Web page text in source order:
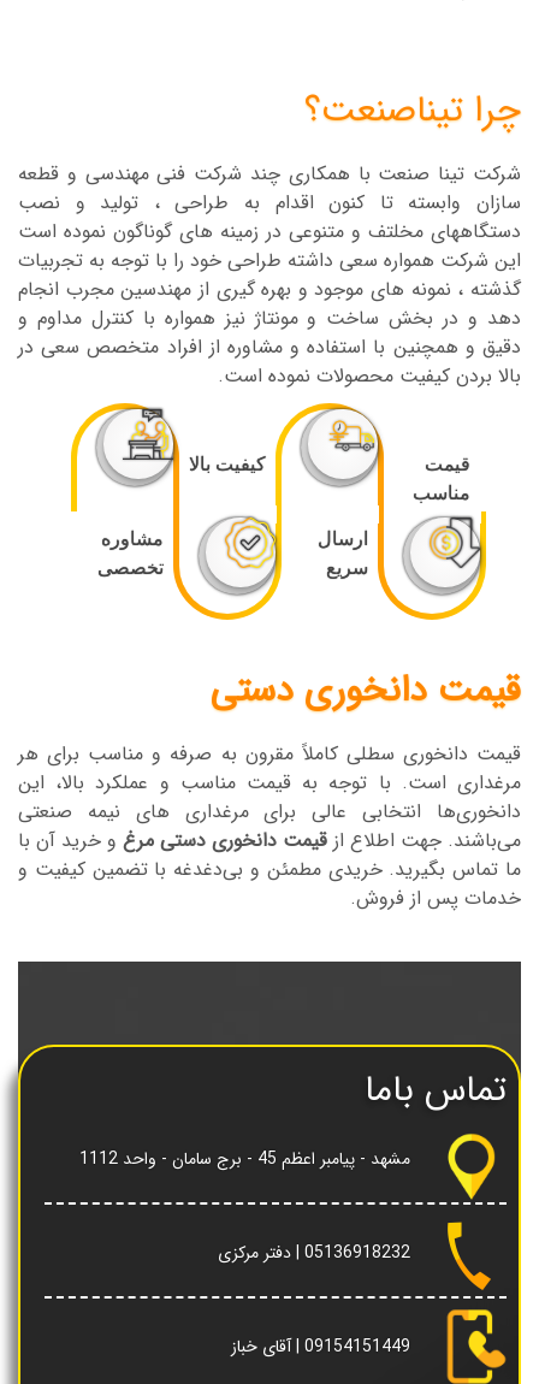
چرا تیناصنعت؟
شرکت تینا صنعت با همکاری چند شرکت فنی مهندسی و قطعه
سازان وابسته تا کنون اقدام به طراحی ، تولید و نصب
دستگاههای مخلتف و متنوعی در زمینه های گوناگون نموده است
این شرکت همواره سعی داشته طراحی خود را با توجه به تجربیات
گذشته ، نمونه های موجود و بهره گیری از مهندسین مجرب انجام
دهد و در بخش ساخت و مونتاژ نیز همواره با کنترل مداوم و
دقیق و همچنین با استفاده و مشاوره از افراد متخصص سعی در
بالا بردن کیفیت محصولات نموده است.
قیمت
مناسب
ارسال
سریع
کیفیت بالا
مشاوره
تخصصی
قیمت دانخوری دستی
قیمت دانخوری سطلی کاملاً مقرون به صرفه و مناسب برای هر
مرغداری است. با توجه به قیمت مناسب و عملکرد بالا، این
دانخوری‌ها انتخابی عالی برای مرغداری های نیمه صنعتی
می‌باشند. جهت اطلاع از قیمت دانخوری دستی مرغ و خرید آن با
ما تماس بگیرید. خریدی مطمئن و بی‌دغدغه با تضمین کیفیت و
خدمات پس از فروش.
تماس باما
مشهد - پیامبر اعظم 45 - برج سامان - واحد 1112
05136918232 | دفتر مرکزی
09154151449 | آقای خباز